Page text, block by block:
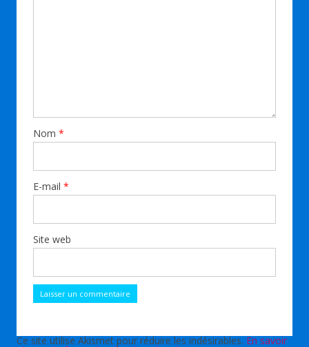
Nom *
E-mail *
Site web
Ce site utilise Akismet pour réduire les indésirables.En savoir